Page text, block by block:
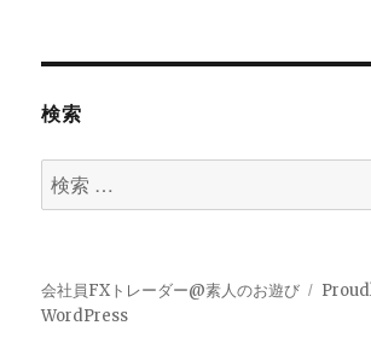
検索
検
索
会社員FXトレーダー@素人のお遊び
WordPress